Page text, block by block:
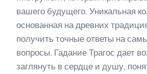
вашего будущего. Уникальная
основанная на древних
получить точные ответы на
вопросы. Гадание Трагос дает
заглянуть в сердце и душу,